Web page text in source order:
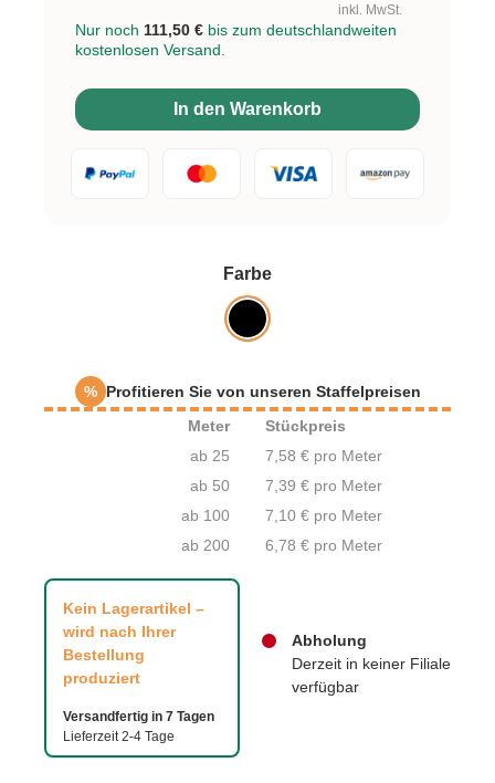
Kein Lagerartikel –
wird nach Ihrer
Bestellung
produziert
Versandfertig in 7 Tagen
Lieferzeit 2-4 Tage
Abholung
Derzeit in keiner Filiale
verfügbar
Farbeauswählen
% Profitieren Sie von unseren Staffelpreisen
Meter
Stückpreis
ab 25
7,58 € pro Meter
ab 50
7,39 € pro Meter
ab 100
7,10 € pro Meter
ab 200
6,78 € pro Meter
inkl. MwSt.
Nur noch 111,50 € bis zum deutschlandweiten
kostenlosen Versand.
In den Warenkorb